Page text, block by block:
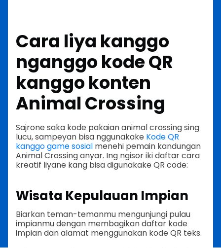
Cara liya kanggo
nganggo kode QR
kanggo konten
Animal Crossing
Sajrone saka kode pakaian animal crossing sing
lucu, sampeyan bisa nggunakake Kode QR
kanggo game sosial menehi pemain kandungan
Animal Crossing anyar. Ing ngisor iki daftar cara
kreatif liyane kang bisa digunakake QR code:
Wisata Kepulauan Impian
Biarkan teman-temanmu mengunjungi pulau
impianmu dengan membagikan daftar kode
impian dan alamat menggunakan kode QR teks.